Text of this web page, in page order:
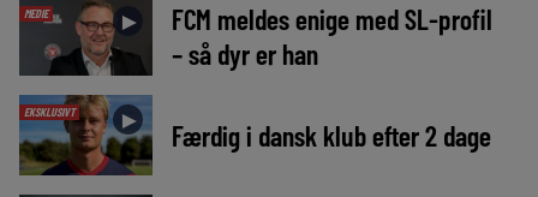
MEDIE ►
FCM meldes enige med SL-profil
– så dyr er han
EKSKLUSIVT ► Færdig i dansk klub efter 2 dage